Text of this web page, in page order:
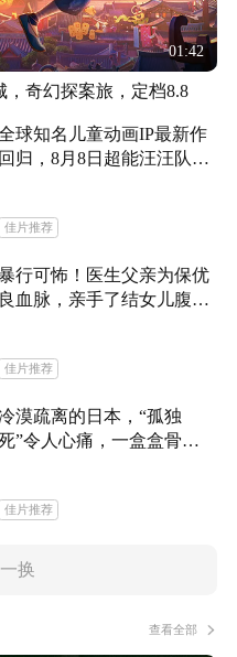
01:42
，奇幻探案旅，定档8.8
球知名儿童动画IP最新作
回归，8月8日超能汪汪队再
佳片推荐
行可怖！医生父亲为保优
良血脉，亲手了结女儿腹中
佳片推荐
漠疏离的日本，“孤独
”令人心痛，一盒盒骨灰
佳片推荐
换
查看全部